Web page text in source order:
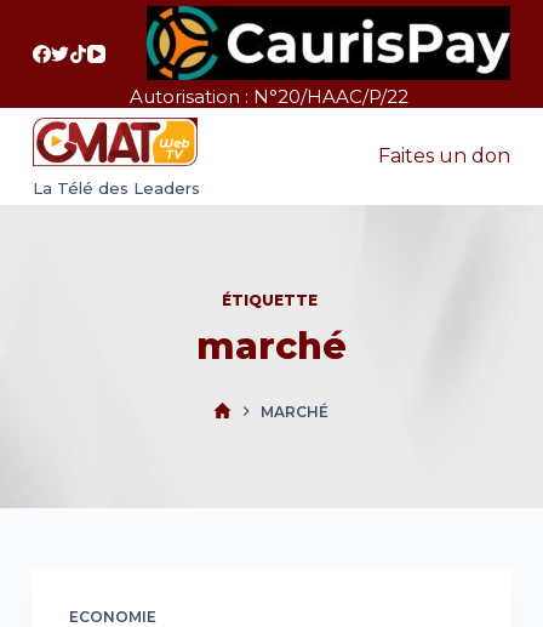
a
Autorisation : N°20/HAAC/P/22
La Télé des Leaders
Faites un don
ÉTIQUETTE
marché
MARCHÉ
ECONOMIE